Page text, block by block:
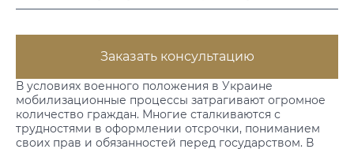
В условиях военного положения в Украине
мобилизационные процессы затрагивают огромное
количество граждан. Многие сталкиваются с
трудностями в оформлении отсрочки, пониманием
своих прав и обязанностей перед государством. В
Заказать консультацию